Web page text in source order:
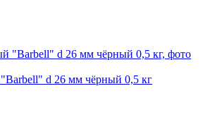
d 26 мм чёрный 0,5 кг